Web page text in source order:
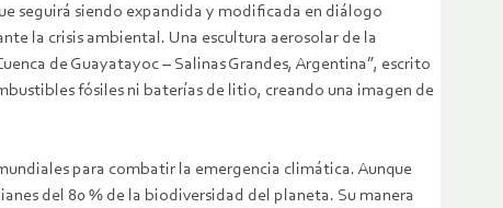
seguirá siendo expandida y modificada en diálogo
la crisis ambiental. Una escultura aerosolar de la
de Guayatayoc – Salinas Grandes, Argentina”, escrito
fósiles ni baterías de litio, creando una imagen de
para combatir la emergencia climática. Aunque
del 80 % de la biodiversidad del planeta. Su manera